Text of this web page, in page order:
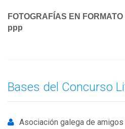
FOTOGRAFÍAS EN
ppp
Bases del Concurso
Asociación galega de